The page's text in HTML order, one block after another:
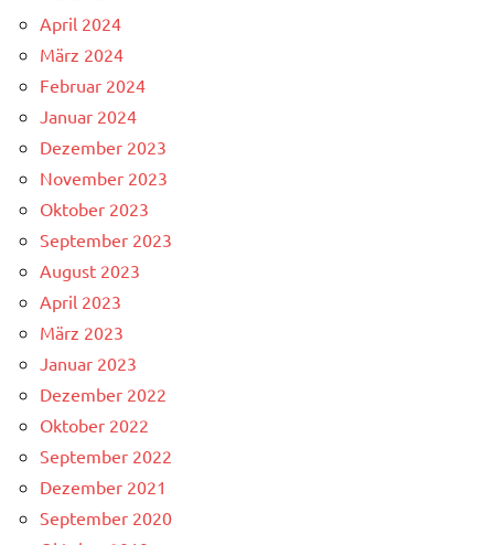
April 2024
März 2024
Februar 2024
Januar 2024
Dezember 2023
November 2023
Oktober 2023
September 2023
August 2023
April 2023
März 2023
Januar 2023
Dezember 2022
Oktober 2022
September 2022
Dezember 2021
September 2020